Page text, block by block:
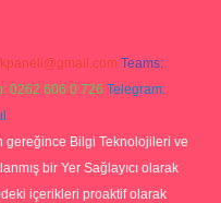
Teams:
0262 606 0 726 Telegram:
gereğince Bilgi Teknolojileri ve
bir Yer Sağlayıcı olarak
içerikleri proaktif olarak